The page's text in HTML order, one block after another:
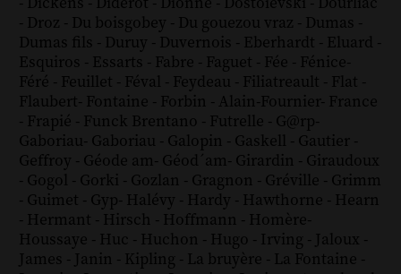
- Droz - Du boisgobey - Du gouezou vraz - Dumas -
Dumas fils - Duruy - Duvernois - Eberhardt - Eluard -
Esquiros - Essarts - Fabre - Faguet - Fée - Fénice-
Féré - Feuillet - Féval - Feydeau - Filiatreault - Flat -
Flaubert- Fontaine - Forbin - Alain-Fournier- France
- Frapié - Funck Brentano - Futrelle - G@rp-
Gaboriau- Gaboriau - Galopin - Gaskell - Gautier -
Geffroy - Géode am- Géod´am- Girardin - Giraudoux
- Gogol - Gorki - Gozlan - Gragnon - Gréville - Grimm
- Guimet - Gyp- Halévy - Hardy - Hawthorne - Hearn
- Hermant - Hirsch - Hoffmann - Homère-
Houssaye - Huc - Huchon - Hugo - Irving - Jaloux -
James - Janin - Kipling - La bruyère - La Fontaine -